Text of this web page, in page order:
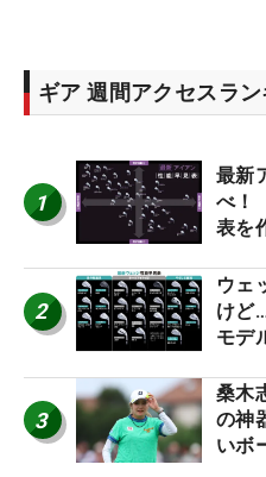
ギア 週間アクセスラ
1
最新
べ！
表を
2
ウェ
けど
モデ
3
桑木
の神
いボ